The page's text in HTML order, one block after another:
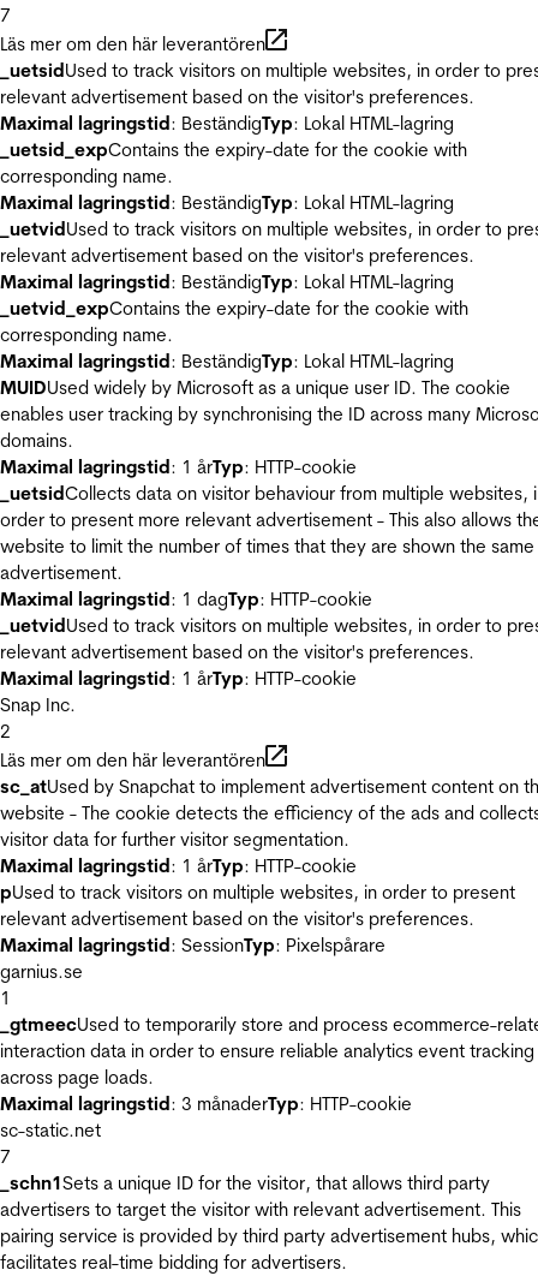
7
Läs mer om den här leverantören
_uetsidUsed to track visitors on multiple websites, in order to
relevant advertisement based on the visitor's preferences.
Maximal lagringstid: BeständigTyp: Lokal HTML-lagring
_uetsid_expContains the expiry-date for the cookie with
corresponding name.
Maximal lagringstid: BeständigTyp: Lokal HTML-lagring
_uetvidUsed to track visitors on multiple websites, in order to
relevant advertisement based on the visitor's preferences.
Maximal lagringstid: BeständigTyp: Lokal HTML-lagring
_uetvid_expContains the expiry-date for the cookie with
corresponding name.
Maximal lagringstid: BeständigTyp: Lokal HTML-lagring
MUIDUsed widely by Microsoft as a unique user ID. The cookie
enables user tracking by synchronising the ID across many
domains.
Maximal lagringstid: 1 årTyp: HTTP-cookie
_uetsidCollects data on visitor behaviour from multiple websites,
order to present more relevant advertisement - This also allows
website to limit the number of times that they are shown the same
advertisement.
Maximal lagringstid: 1 dagTyp: HTTP-cookie
_uetvidUsed to track visitors on multiple websites, in order to
relevant advertisement based on the visitor's preferences.
Maximal lagringstid: 1 årTyp: HTTP-cookie
Snap Inc.
2
Läs mer om den här leverantören
sc_atUsed by Snapchat to implement advertisement content on
website - The cookie detects the efficiency of the ads and
visitor data for further visitor segmentation.
Maximal lagringstid: 1 årTyp: HTTP-cookie
pUsed to track visitors on multiple websites, in order to present
relevant advertisement based on the visitor's preferences.
Maximal lagringstid: SessionTyp: Pixelspårare
garnius.se
1
_gtmeecUsed to temporarily store and process ecommerce-
interaction data in order to ensure reliable analytics event tracking
across page loads.
Maximal lagringstid: 3 månaderTyp: HTTP-cookie
sc-static.net
7
_schn1Sets a unique ID for the visitor, that allows third party
advertisers to target the visitor with relevant advertisement. This
pairing service is provided by third party advertisement hubs,
facilitates real-time bidding for advertisers.